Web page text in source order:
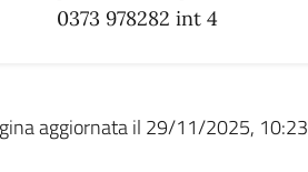
0373 978282 int 4
aggiornata il 29/11/2025, 10:23